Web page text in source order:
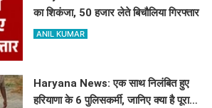
का शिकंजा, 50 हजार लेते बिचौलिया गिरफ्तार
ANIL KUMAR
Haryana News: एक साथ निलंबित हुए
हरियाणा के 6 पुलिसकर्मी, जानिए क्या है पूरा